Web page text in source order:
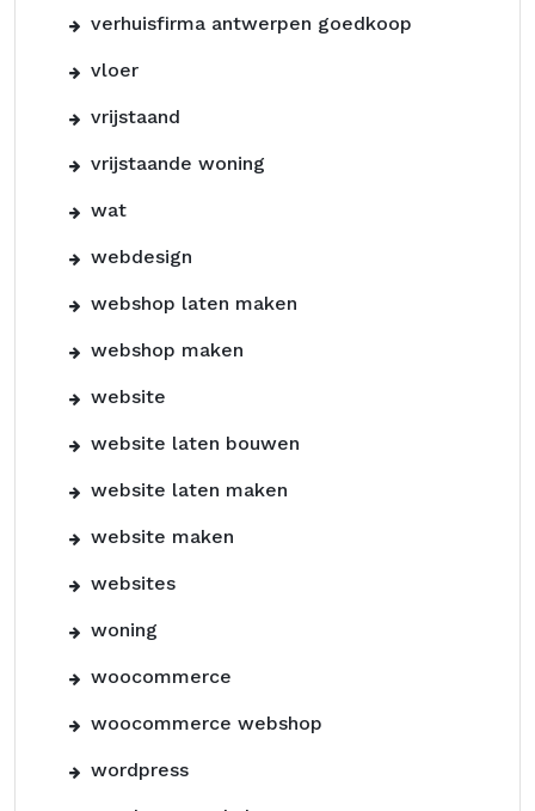
verhuisfirma antwerpen goedkoop
vloer
vrijstaand
vrijstaande woning
wat
webdesign
webshop laten maken
webshop maken
website
website laten bouwen
website laten maken
website maken
websites
woning
woocommerce
woocommerce webshop
wordpress